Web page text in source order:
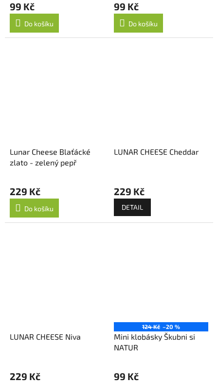
99 Kč
Do košíku
99 Kč
Do košíku
Lunar Cheese Blaťácké
zlato - zelený pepř
229 Kč
Do košíku
LUNAR CHEESE Cheddar
229 Kč
DETAIL
LUNAR CHEESE Niva
229 Kč
124 Kč –20 %
Mini klobásky Škubni si
NATUR
99 Kč